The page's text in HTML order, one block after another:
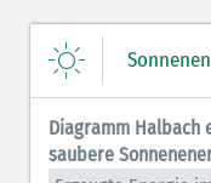
Diagramm Halbach
saubere